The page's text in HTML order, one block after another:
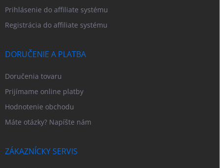
Prihlásenie do affiliate systému
Registrácia do affiliate systému
DORUČENIE A PLATBA
Doručenia tovaru
Prijímame online platby
Hodnotenie obchodu
Máte otázky? Napíšte nám
ZÁKAZNÍCKY SERVIS